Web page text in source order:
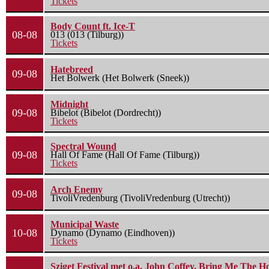
08-08
Body Count ft. Ice-T
013 (013 (Tilburg))
Tickets
09-08
Hatebreed
Het Bolwerk (Het Bolwerk (Sneek))
09-08
Midnight
Bibelot (Bibelot (Dordrecht))
Tickets
09-08
Spectral Wound
Hall Of Fame (Hall Of Fame (Tilburg))
Tickets
09-08
Arch Enemy
TivoliVredenburg (TivoliVredenburg (Utrecht))
10-08
Municipal Waste
Dynamo (Dynamo (Eindhoven))
Tickets
Sziget Festival met o.a. John Coffey, Bring Me The